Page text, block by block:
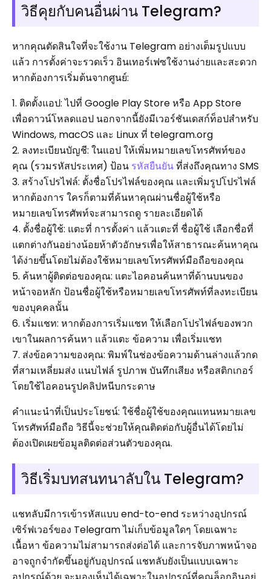
วิธีคุยกับคนอื่นผ่าน Telegram?
หากคุณตัดสินใจที่จะใช้งาน Telegram อย่างเต็มรูปแบบ
แล้ว การตั้งค่าจะรวดเร็ว อินเทอร์เฟซใช้งานง่ายและสะดวก
หากต้องการเริ่มต้นจากศูนย์:
1. ติดตั้งแอป: ไปที่ Google Play Store หรือ App Store
เพื่อดาวน์โหลดแอป นอกจากนี้ยังมีเวอร์ชันเดสก์ท็อปสำหรับ
Windows, macOS และ Linux ที่ telegram.org
2. ลงทะเบียนบัญชี: ในแอป ให้เพิ่มหมายเลขโทรศัพท์ของ
คุณ (รวมรหัสประเทศ) ป้อน รหัสยืนยันที่ส่งถึงคุณทาง SMS
3. สร้างโปรไฟล์: ตั้งชื่อโปรไฟล์ของคุณ และเพิ่มรูปโปรไฟล์
หากต้องการ ใครก็ตามที่ค้นหาคุณผ่านชื่อผู้ใช้หรือ
หมายเลขโทรศัพท์จะสามารถดู รายละเอียดได้
4. ตั้งชื่อผู้ใช้: แตะที่ การตั้งค่า แล้วแตะที่ ชื่อผู้ใช้ เลือกชื่อที่
แตกต่างกันอย่างน้อยห้าตัวอักษรเพื่อให้สาธารณะค้นหาคุณ
ได้ง่ายขึ้นโดยไม่ต้องใช้หมายเลขโทรศัพท์มือถือของคุณ
5. ค้นหาผู้ติดต่อของคุณ: แตะไอคอนค้นหาที่ด้านบนของ
หน้าจอหลัก ป้อนชื่อผู้ใช้หรือหมายเลขโทรศัพท์ที่ลงทะเบียน
ของบุคคลนั้น
6. เริ่มแชท: หากต้องการเริ่มแชท ให้เลือกโปรไฟล์ของพวก
เขาในผลการค้นหา แล้วแตะ ข้อความ เพื่อเริ่มแชท
7. ส่งข้อความของคุณ: พิมพ์ในช่องข้อความด้านล่างแล้วกด
ที่สามเหลี่ยมส่ง แนบไฟล์ รูปภาพ บันทึกเสียง หรือสติกเกอร์
โดยใช้ไอคอนรูปคลิปหนีบกระดาษ
คำแนะนำที่เป็นประโยชน์: ใช้ชื่อผู้ใช้ของคุณแทนหมายเลข
โทรศัพท์มือถือ วิธีนี้จะช่วยให้คุณติดต่อกับผู้อื่นได้โดยไม่
ต้องเปิดเผยข้อมูลติดต่อส่วนตัวของคุณ.
วิธีเริ่มบทสนทนาลับใน Telegram?
แชทลับมีการเข้ารหัสแบบ end-to-end ระหว่างอุปกรณ์
เซิร์ฟเวอร์ของ Telegram ไม่เก็บข้อมูลใดๆ โดยเฉพาะ
เนื้อหา ข้อความไม่สามารถส่งต่อได้ และการจับภาพหน้าจอ
อาจถูกจำกัดขึ้นอยู่กับอุปกรณ์ แชทลับยังเป็นแบบเฉพาะ